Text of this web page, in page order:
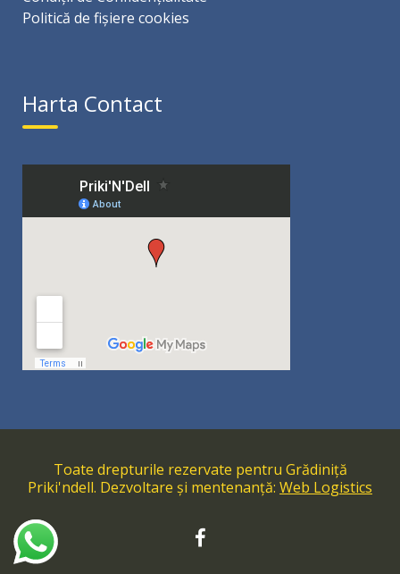
Politică de fișiere cookies
Harta Contact
Toate drepturile rezervate pentru Grădiniță
Priki'ndell. Dezvoltare și mentenanță: Web Logistics